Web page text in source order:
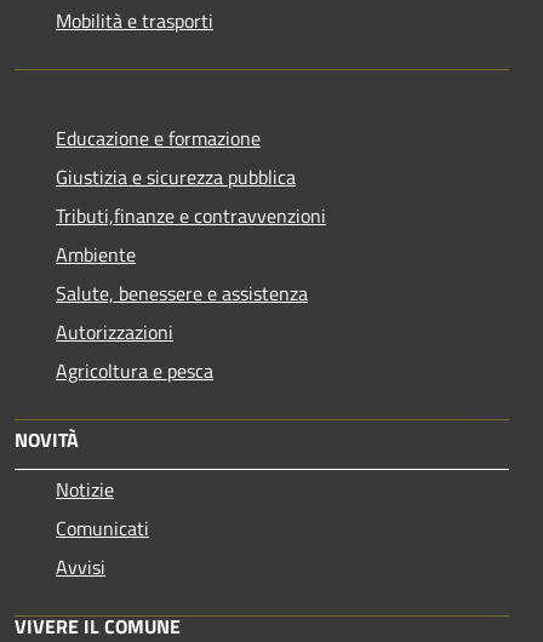
Mobilità e trasporti
Educazione e formazione
Giustizia e sicurezza pubblica
Tributi,finanze e contravvenzioni
Ambiente
Salute, benessere e assistenza
Autorizzazioni
Agricoltura e pesca
NOVITÀ
Notizie
Comunicati
Avvisi
VIVERE IL COMUNE